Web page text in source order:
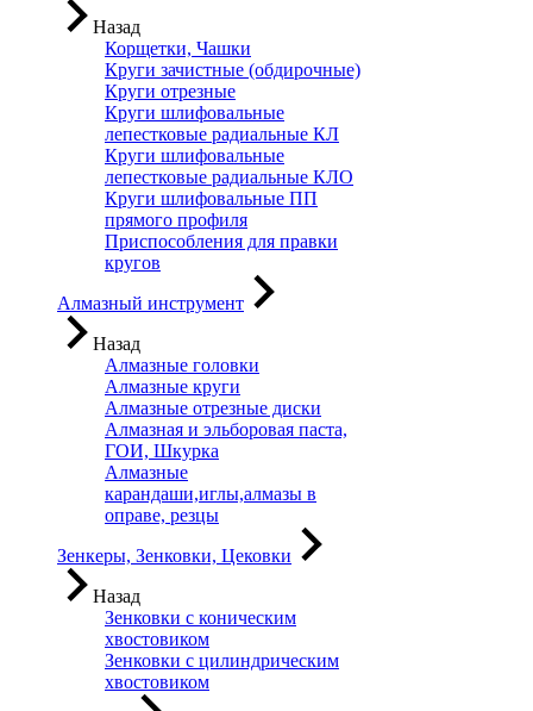
Назад
Корщетки, Чашки
Круги зачистные (обдирочные)
Круги отрезные
Круги шлифовальные
лепестковые радиальные КЛ
Круги шлифовальные
лепестковые радиальные КЛО
Круги шлифовальные ПП
прямого профиля
Приспособления для правки
кругов
Алмазный инструмент
Назад
Алмазные головки
Алмазные круги
Алмазные отрезные диски
Алмазная и эльборовая паста,
ГОИ, Шкурка
Алмазные
карандаши,иглы,алмазы в
оправе, резцы
Зенкеры, Зенковки, Цековки
Назад
Зенковки с коническим
хвостовиком
Зенковки с цилиндрическим
хвостовиком